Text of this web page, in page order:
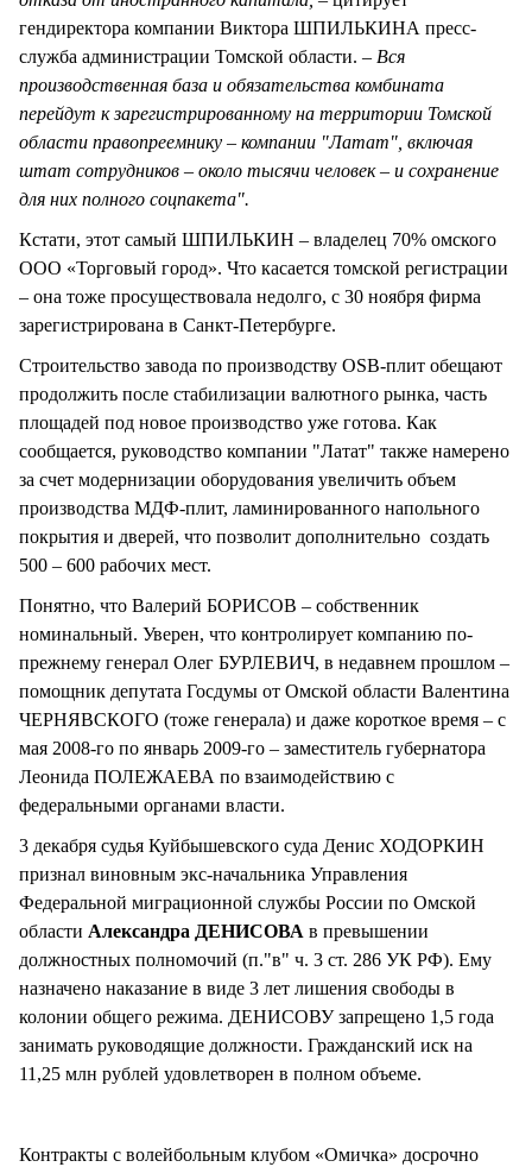
гендиректора компании Виктора ШПИЛЬКИНА пресс-
служба администрации Томской области. – Вся
производственная база и обязательства комбината
перейдут к зарегистрированному на территории Томской
области правопреемнику – компании "Латат", включая
штат сотрудников – около тысячи человек – и сохранение
для них полного соцпакета".
Кстати, этот самый ШПИЛЬКИН – владелец 70% омского
ООО «Торговый город». Что касается томской регистрации
– она тоже просуществовала недолго, с 30 ноября фирма
зарегистрирована в Санкт-Петербурге.
Строительство завода по производству OSB-плит обещают
продолжить после стабилизации валютного рынка, часть
площадей под новое производство уже готова. Как
сообщается, руководство компании "Латат" также намерено
за счет модернизации оборудования увеличить объем
производства МДФ-плит, ламинированного напольного
покрытия и дверей, что позволит дополнительно создать
500 – 600 рабочих мест.
Понятно, что Валерий БОРИСОВ – собственник
номинальный. Уверен, что контролирует компанию по-
прежнему генерал Олег БУРЛЕВИЧ, в недавнем прошлом –
помощник депутата Госдумы от Омской области Валентина
ЧЕРНЯВСКОГО (тоже генерала) и даже короткое время – с
мая 2008-го по январь 2009-го – заместитель губернатора
Леонида ПОЛЕЖАЕВА по взаимодействию с
федеральными органами власти.
3 декабря судья Куйбышевского суда Денис ХОДОРКИН
признал виновным экс-начальника Управления
Федеральной миграционной службы России по Омской
области Александра ДЕНИСОВА в превышении
должностных полномочий (п."в" ч. 3 ст. 286 УК РФ). Ему
назначено наказание в виде 3 лет лишения свободы в
колонии общего режима. ДЕНИСОВУ запрещено 1,5 года
занимать руководящие должности. Гражданский иск на
11,25 млн рублей удовлетворен в полном объеме.
Контракты с волейбольным клубом «Омичка» досрочно